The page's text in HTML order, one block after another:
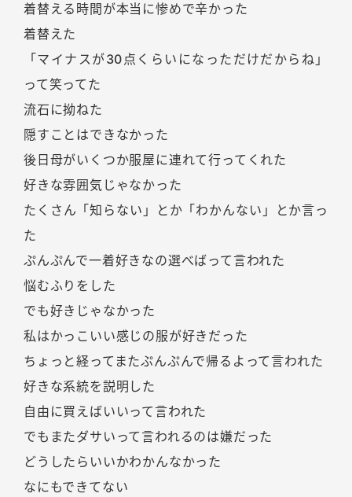
着替える時間が本当に惨めで辛かった
着替えた
「マイナスが30点くらいになっただけだからね」
って笑ってた
流石に拗ねた
隠すことはできなかった
後日母がいくつか服屋に連れて行ってくれた
好きな雰囲気じゃなかった
たくさん「知らない」とか「わかんない」とか言っ
た
ぷんぷんで一着好きなの選べばって言われた
悩むふりをした
でも好きじゃなかった
私はかっこいい感じの服が好きだった
ちょっと経ってまたぷんぷんで帰るよって言われた
好きな系統を説明した
自由に買えばいいって言われた
でもまたダサいって言われるのは嫌だった
どうしたらいいかわかんなかった
なにもできてない